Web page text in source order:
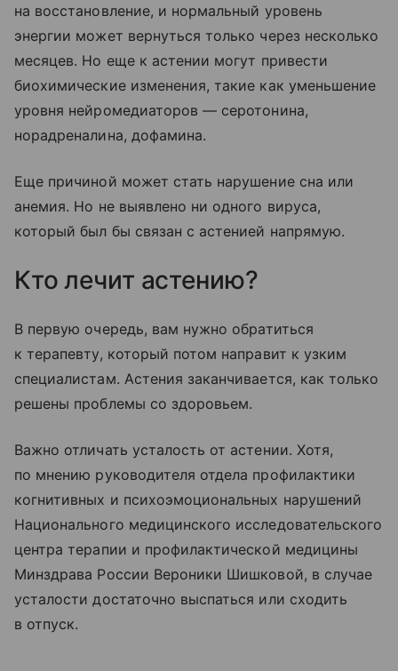
на восстановление, и нормальный уровень
энергии может вернуться только через несколько
месяцев. Но еще к астении могут привести
биохимические изменения, такие как уменьшение
уровня нейромедиаторов — серотонина,
норадреналина, дофамина.
Еще причиной может стать нарушение сна или
анемия. Но не выявлено ни одного вируса,
который был бы связан с астенией напрямую.
Кто лечит астению?
В первую очередь, вам нужно обратиться
к терапевту, который потом направит к узким
специалистам. Астения заканчивается, как только
решены проблемы со здоровьем.
Важно отличать усталость от астении. Хотя,
по мнению руководителя отдела профилактики
когнитивных и психоэмоциональных нарушений
Национального медицинского исследовательского
центра терапии и профилактической медицины
Минздрава России Вероники Шишковой, в случае
усталости достаточно выспаться или сходить
в отпуск.